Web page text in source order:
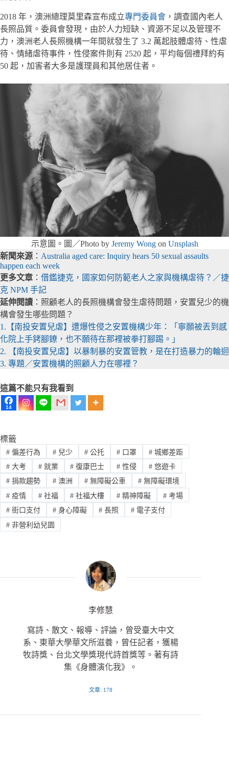
2018 年，澳洲總理莫里森宣布成立專門委員會 ，調查國內老人
長照品質。委員會發現，由於人力短缺、資源不足以及管理不
力，澳洲老人長照機構一年間就發生了 3.2 萬起肢體虐待、性虐
待、情緒虐待事件，性侵案件則有 2520 起，平均每個禮拜約有
50 起，加害者大多是護理員和其他居住者。
示意圖。圖／Photo by Jeremy Wongon Unsplash
新聞來源 ： Australia aged care: Inquiry hears 50 sexual assaults
happen each week
更多文章 ： 借鑑捷克，國家如何防範老人之家與機構虐待？／捷
克 NPM 手記
延伸閱讀 ：照顧老人的長照機構會發生虐待問題，安置兒少的機
構會發生哪些問題？
1.【南投安置兒虐】遭爆性侵之安置機構少年：「寧願被丟到感
化院上手銬腳鐐，也不願待在那裡被拳打腳踢。」
2. 【南投安置兒虐】以暴制暴的安置管教，是在打造暴力的輪迴
3. 專題／安置機構的照顧人力在哪裡？
這篇不能只有我看到
14
標籤
#偏差行為 #兒少 # 公托 # 口罩 # 城鄉差距
#大考 #就業 # 復康巴士 # 性侵 # 悠遊卡
#捐款趨勢 #澳洲 # 無障礙公車 # 無障礙環境
#疫情 #社福 # 社福大樓 # 精神障礙 # 考場
#街口支付 #身心障礙 # 長照 # 電子支付
#非營利幼兒園
李修慧
寫詩、散文、報導、評論，曾受臺大中文
系、東華大學華文所滋養，曾任記者，獲楊
牧詩獎、台北文學獎現代詩首獎等。著有詩
集《身體演化我》。
文章: 178